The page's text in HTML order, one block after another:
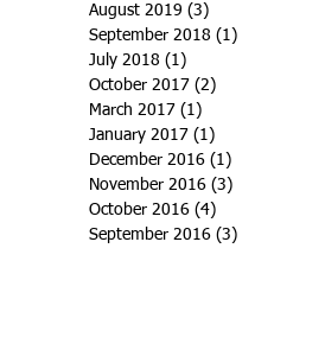
August 2019 (3)
September 2018 (1)
July 2018 (1)
October 2017 (2)
March 2017 (1)
January 2017 (1)
December 2016 (1)
November 2016 (3)
October 2016 (4)
September 2016 (3)